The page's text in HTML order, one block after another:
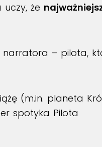
że
– pilota,
(m.in. planeta
spotyka Pilota